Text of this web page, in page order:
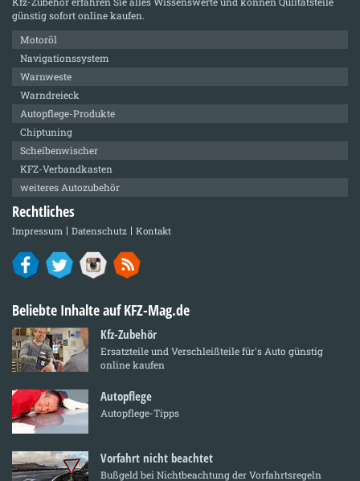
günstig sofort online kaufen.
Motoröl
Navigationssystem
Warnweste
Warndreieck
Autopflege-Produkte
Chiptuning
Scheibenwischer
KFZ-Verbandkasten
weiteres Autozubehör
Rechtliches
Impressum Datenschutz Kontakt
Beliebte Inhalte auf KFZ-Mag.de
Kfz-Zubehör
Ersatzteile und Verschleißteile für's Auto günstig
online kaufen
Autopflege
Autopflege-Tipps
Vorfahrt nicht beachtet
Bußgeld bei Nichtbeachtung der Vorfahrtsregeln